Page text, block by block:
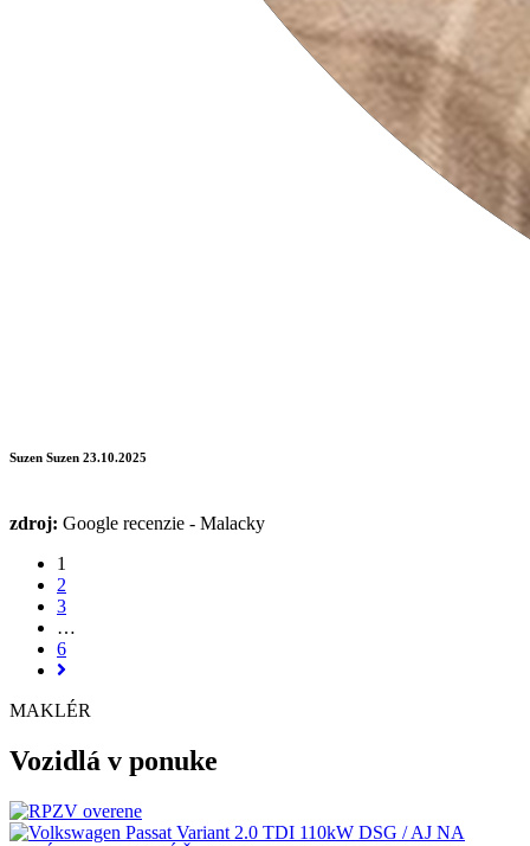
Suzen Suzen 23.10.2025
zdroj: Google recenzie - Malacky
1
2
3
…
6
MAKLÉR
Vozidlá v ponuke